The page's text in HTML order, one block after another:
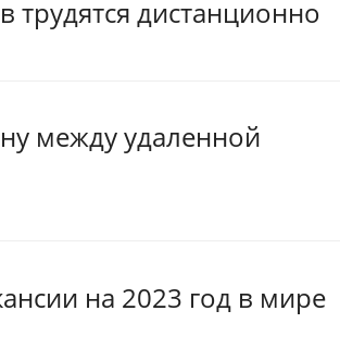
трудятся дистанционно
между удаленной
на 2023 год в мире